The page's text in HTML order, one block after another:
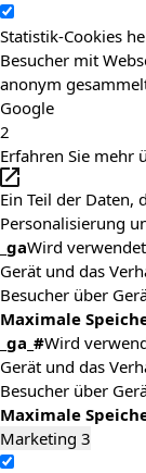
Statistik-Cookies
Besucher mit
anonym
Google
2
Erfahren Sie mehr
Ein Teil der Daten,
Personalisierung
_gaWird
Gerät und das
Besucher über
Maximale
_ga_#Wird
Gerät und das
Besucher über
Maximale
Marketing 3